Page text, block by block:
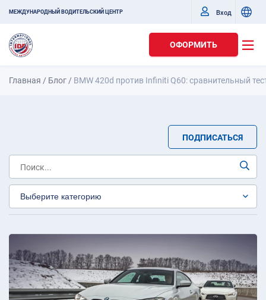
МЕЖДУНАРОДНЫЙ ВОДИТЕЛЬСКИЙ ЦЕНТР Вход
ОФОРМИТЬ
Главная / Блог / BMW 420d против Infiniti Q60: сравнительный
ПОДПИСАТЬСЯ